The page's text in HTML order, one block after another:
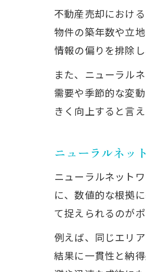
不動産売却におけ
物件の築年数や立
情報の偏りを排除
また、ニューラル
需要や季節的な変
きく向上すると言え
ニューラルネッ
ニューラルネット
に、数値的な根拠
て捉えられるのがポ
例えば、同じエリ
結果に一貫性と納